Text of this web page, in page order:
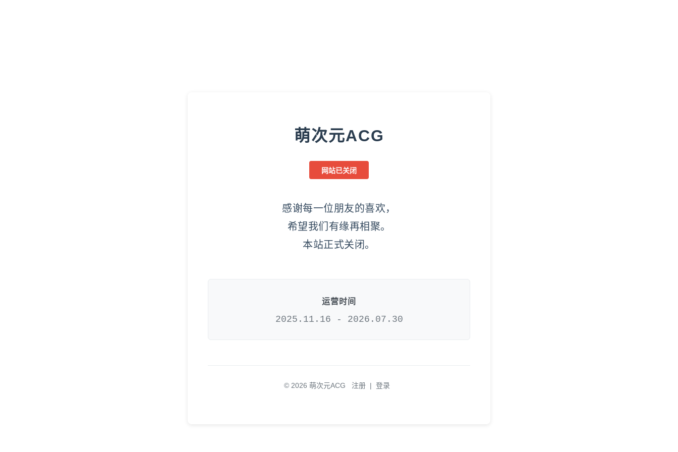
萌次元ACG
网站已关闭
感谢每一位朋友的喜欢，
希望我们有缘再相聚。
本站正式关闭。
运营时间
2025.11.16 - 2026.07.30
© 2026 萌次元ACG 注册 | 登录